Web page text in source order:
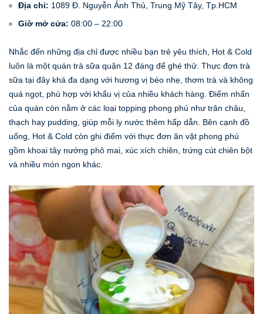
Địa chỉ: 1089 Đ. Nguyễn Ảnh Thủ, Trung Mỹ Tây, Tp.HCM
Giờ mở cửa: 08:00 – 22:00
Nhắc đến những địa chỉ được nhiều bạn trẻ yêu thích, Hot & Cold
luôn là một quán trà sữa quận 12 đáng để ghé thử. Thực đơn trà
sữa tại đây khá đa dạng với hương vị béo nhẹ, thơm trà và không
quá ngọt, phù hợp với khẩu vị của nhiều khách hàng. Điểm nhấn
của quán còn nằm ở các loại topping phong phú như trân châu,
thạch hay pudding, giúp mỗi ly nước thêm hấp dẫn. Bên cạnh đồ
uống, Hot & Cold còn ghi điểm với thực đơn ăn vặt phong phú
gồm khoai tây nướng phô mai, xúc xích chiên, trứng cút chiên bột
và nhiều món ngon khác.